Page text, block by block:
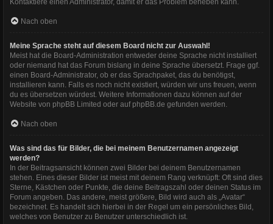
Kontaktiere einen Administrator, damit er das Problem beheben kann.
Nach oben
Meine Sprache steht auf diesem Board nicht zur Auswahl!
Meist hat die Board-Administration entweder deine Sprache nicht installiert
oder niemand hat das Forum bislang in deine Sprache übersetzt. Frage ggf.
einen Board-Administrator, ob er das Sprachpaket, das du benötigst,
installieren kann. Falls es noch nicht existiert, würden wir uns freuen, wenn
du es übersetzen würdest. Weitere Informationen dazu können auf der
Website von phpBB Limited oder auf phpBB.de gefunden werden.
Nach oben
Was sind das für Bilder, die bei meinem Benutzernamen angezeigt
werden?
In der Beitragsansicht können zwei Bilder bei deinem Benutzernamen
stehen. Eines dieser Bilder ist meist mit deinem Rang verknüpft: Oft sind dies
Sterne, Kästchen oder Punkte, die deine Beitragszahl oder deinen Status im
Forum angeben. Das andere, meist größere, Bild wird auch als „Avatar“
bezeichnet. Es handelt sich hierbei in der Regel um ein persönliches Bild,
welches von Benutzer zu Benutzer unterschiedlich ist.